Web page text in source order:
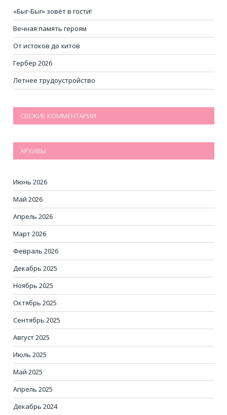
«Быг-Быг» зовёт в гости!
Вечная память героям
От истоков до хитов
Гербер 2026
Летнее трудоустройство
СВЕЖИЕ КОММЕНТАРИИ
АРХИВЫ
Июнь 2026
Май 2026
Апрель 2026
Март 2026
Февраль 2026
Декабрь 2025
Ноябрь 2025
Октябрь 2025
Сентябрь 2025
Август 2025
Июль 2025
Май 2025
Апрель 2025
Декабрь 2024